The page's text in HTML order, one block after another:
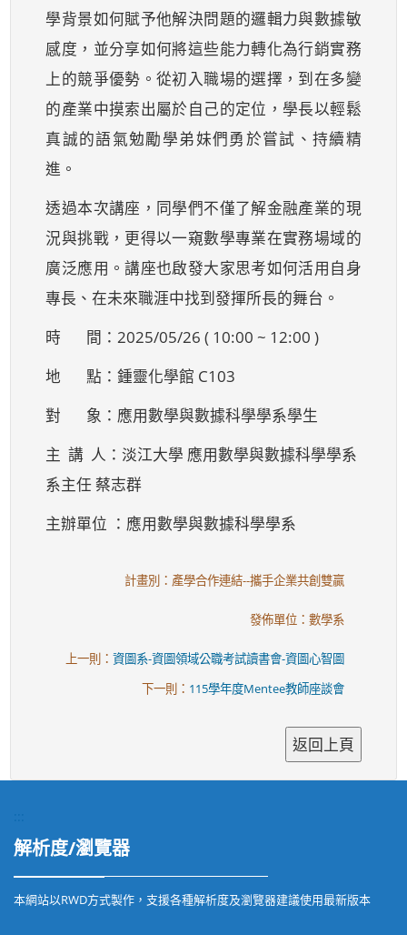
學背景如何賦予他解決問題的邏輯力與數據敏
感度，並分享如何將這些能力轉化為行銷實務
上的競爭優勢。從初入職場的選擇，到在多變
的產業中摸索出屬於自己的定位，學長以輕鬆
真誠的語氣勉勵學弟妹們勇於嘗試、持續精
進。
透過本次講座，同學們不僅了解金融產業的現
況與挑戰，更得以一窺數學專業在實務場域的
廣泛應用。講座也啟發大家思考如何活用自身
專長、在未來職涯中找到發揮所長的舞台。
時 間：2025/05/26 ( 10:00 ~ 12:00 )
地 點：鍾靈化學館 C103
對 象：應用數學與數據科學學系學生
主 講 人：淡江大學 應用數學與數據科學學系
系主任 蔡志群
主辦單位 ：應用數學與數據科學學系
計畫別：產學合作連結--攜手企業共創雙贏
發佈單位：數學系
上一則：資圖系-資圖領域公職考試讀書會-資圖心智圖
下一則： 115學年度Mentee教師座談會
解析度/瀏覽器
本網站以RWD方式製作，支援各種解析度及瀏覽器建議使用最新版本